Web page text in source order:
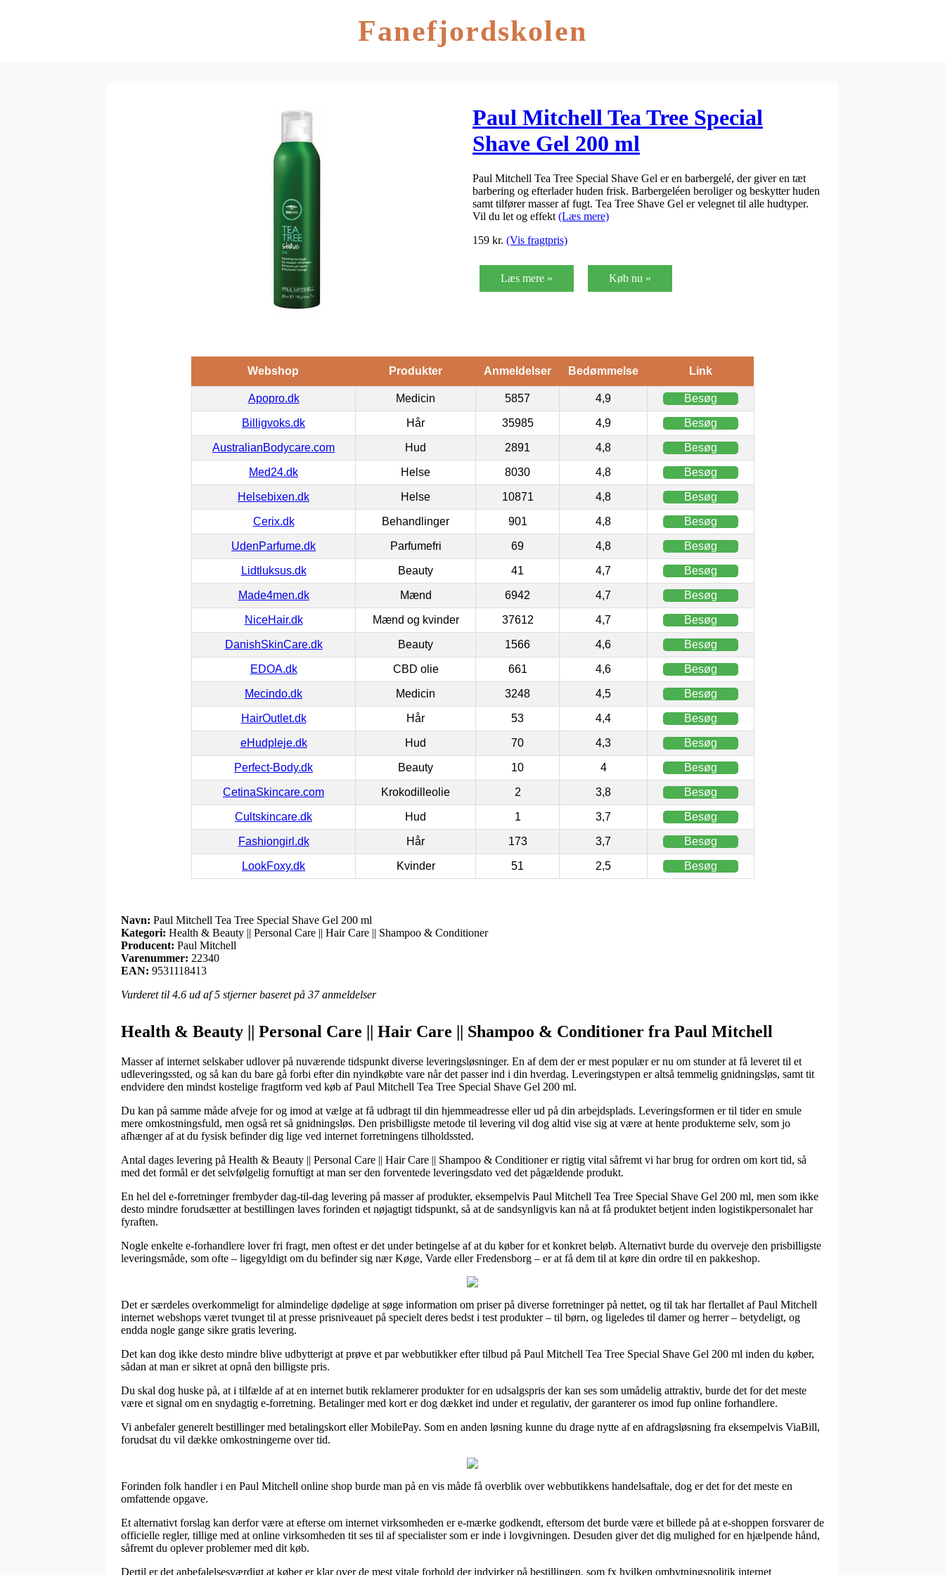
Fanefjordskolen
Paul Mitchell Tea Tree Special
Shave Gel 200 ml
Paul Mitchell Tea Tree Special Shave Gel er en barbergelé, der giver en tæt
barbering og efterlader huden frisk. Barbergeléen beroliger og beskytter huden
samt tilfører masser af fugt. Tea Tree Shave Gel er velegnet til alle hudtyper.
Vil du let og effekt (Læs mere)
159 kr. (Vis fragtpris)
Læs mere » Køb nu »
Webshop Produkter Anmeldelser Bedømmelse Link
Apopro.dk Medicin 5857 4,9 Besøg
Billigvoks.dk Hår 35985 4,9 Besøg
AustralianBodycare.com Hud 2891 4,8 Besøg
Med24.dk Helse 8030 4,8 Besøg
Helsebixen.dk Helse 10871 4,8 Besøg
Cerix.dk Behandlinger 901 4,8 Besøg
UdenParfume.dk Parfumefri 69 4,8 Besøg
Lidtluksus.dk Beauty 41 4,7 Besøg
Made4men.dk Mænd 6942 4,7 Besøg
NiceHair.dk Mænd og kvinder 37612 4,7 Besøg
DanishSkinCare.dk Beauty 1566 4,6 Besøg
EDOA.dk CBD olie 661 4,6 Besøg
Mecindo.dk Medicin 3248 4,5 Besøg
HairOutlet.dk Hår 53 4,4 Besøg
eHudpleje.dk Hud 70 4,3 Besøg
Perfect-Body.dk Beauty 10 4 Besøg
CetinaSkincare.com Krokodilleolie 2 3,8 Besøg
Cultskincare.dk Hud 1 3,7 Besøg
Fashiongirl.dk Hår 173 3,7 Besøg
LookFoxy.dk Kvinder 51 2,5 Besøg
Navn: Paul Mitchell Tea Tree Special Shave Gel 200 ml
Kategori: Health & Beauty || Personal Care || Hair Care || Shampoo & Conditioner
Producent: Paul Mitchell
Varenummer: 22340
EAN: 9531118413
Vurderet til 4.6 ud af 5 stjerner baseret på 37anmeldelser
Health & Beauty || Personal Care || Hair Care || Shampoo & Conditioner fra Paul Mitchell
Masser af internet selskaber udlover på nuværende tidspunkt diverse leveringsløsninger. En af dem der er mest populær er nu om stunder at få leveret til et
udleveringssted, og så kan du bare gå forbi efter din nyindkøbte vare når det passer ind i din hverdag. Leveringstypen er altså temmelig gnidningsløs, samt tit
endvidere den mindst kostelige fragtform ved køb af Paul Mitchell Tea Tree Special Shave Gel 200 ml.
Du kan på samme måde afveje for og imod at vælge at få udbragt til din hjemmeadresse eller ud på din arbejdsplads. Leveringsformen er til tider en smule
mere omkostningsfuld, men også ret så gnidningsløs. Den prisbilligste metode til levering vil dog altid vise sig at være at hente produkterne selv, som jo
afhænger af at du fysisk befinder dig lige ved internet forretningens tilholdssted.
Antal dages levering på Health & Beauty || Personal Care || Hair Care || Shampoo & Conditioner er rigtig vital såfremt vi har brug for ordren om kort tid, så
med det formål er det selvfølgelig fornuftigt at man ser den forventede leveringsdato ved det pågældende produkt.
En hel del e-forretninger frembyder dag-til-dag levering på masser af produkter, eksempelvis Paul Mitchell Tea Tree Special Shave Gel 200 ml, men som ikke
desto mindre forudsætter at bestillingen laves forinden et nøjagtigt tidspunkt, så at de sandsynligvis kan nå at få produktet betjent inden logistikpersonalet har
fyraften.
Nogle enkelte e-forhandlere lover fri fragt, men oftest er det under betingelse af at du køber for et konkret beløb. Alternativt burde du overveje den prisbilligste
leveringsmåde, som ofte – ligegyldigt om du befinder sig nær Køge, Varde eller Fredensborg – er at få dem til at køre din ordre til en pakkeshop.
Det er særdeles overkommeligt for almindelige dødelige at søge information om priser på diverse forretninger på nettet, og til tak har flertallet af Paul Mitchell
internet webshops været tvunget til at presse prisniveauet på specielt deres bedst i test produkter – til børn, og ligeledes til damer og herrer – betydeligt, og
endda nogle gange sikre gratis levering.
Det kan dog ikke desto mindre blive udbytterigt at prøve et par webbutikker efter tilbud på Paul Mitchell Tea Tree Special Shave Gel 200 ml inden du køber,
sådan at man er sikret at opnå den billigste pris.
Du skal dog huske på, at i tilfælde af at en internet butik reklamerer produkter for en udsalgspris der kan ses som umådelig attraktiv, burde det for det meste
være et signal om en snydagtig e-forretning. Betalinger med kort er dog dækket ind under et regulativ, der garanterer os imod fup online forhandlere.
Vi anbefaler generelt bestillinger med betalingskort eller MobilePay. Som en anden løsning kunne du drage nytte af en afdragsløsning fra eksempelvis ViaBill,
forudsat du vil dække omkostningerne over tid.
Forinden folk handler i en Paul Mitchell online shop burde man på en vis måde få overblik over webbutikkens handelsaftale, dog er det for det meste en
omfattende opgave.
Et alternativt forslag kan derfor være at efterse om internet virksomheden er e-mærke godkendt, eftersom det burde være et billede på at e-shoppen forsvarer de
officielle regler, tillige med at online virksomheden tit ses til af specialister som er inde i lovgivningen. Desuden giver det dig mulighed for en hjælpende hånd,
såfremt du oplever problemer med dit køb.
Dertil er det anbefalelsesværdigt at køber er klar over de mest vitale forhold der indvirker på bestillingen, som fx hvilken ombytningspolitik internet